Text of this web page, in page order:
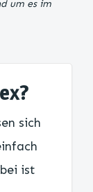
um es im
sich
ist